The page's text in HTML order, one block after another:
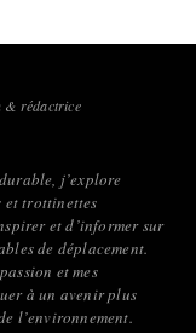
& rédactrice
j’explore
et trottinettes
et d’informer sur
de déplacement.
et mes
à un avenir plus
l’environnement.